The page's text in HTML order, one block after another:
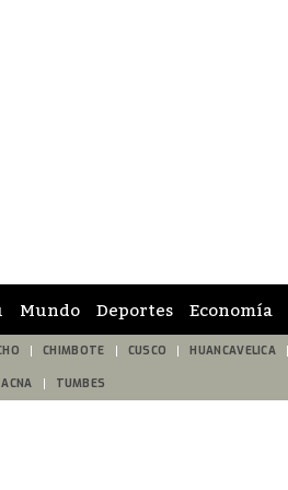
Mundo Deportes Economía
CHIMBOTE CUSCO HUANCAVELICA
TUMBES